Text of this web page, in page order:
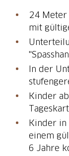
24 Meter
mit
In der
Kinder
Kinder in
einem
6 Jahre